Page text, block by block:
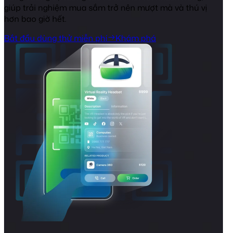
giúp trải nghiệm mua sắm trở nên mượt mà và thú vị
hơn bao giờ hết.
Bắt đầu dùng thử miễn phí
Khám phá